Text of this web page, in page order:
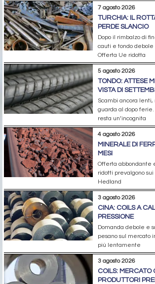
7 agosto 2026
TURCHIA: IL
PERDE SLANCIO
Dopo il rimbalzo di
cauti e tondo
Offerta Ue ridotta
5 agosto 2026
TONDO: ATTESE
VISTA DI
Scambi ancora
guarda al dopo ferie.
resta un’incognita
4 agosto 2026
MINERALE DI
MESI
Offerta abbondante
ridotti prevalgono
Hedland
3 agosto 2026
CINA: COILS A
PRESSIONE
Domanda debole e
pesano sul mercato
più lentamente
3 agosto 2026
COILS: MERCATO
PRODUTTORI